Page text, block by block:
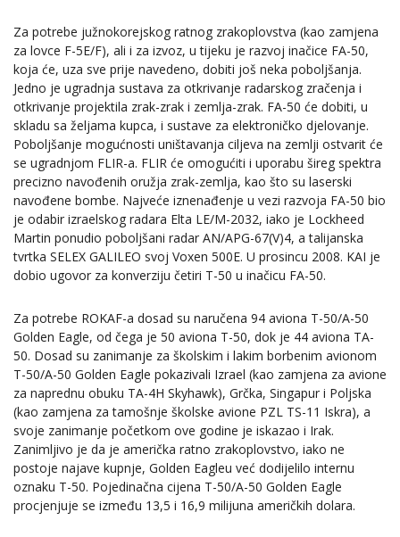
Za potrebe južnokorejskog ratnog zrakoplovstva (kao zamjena
za lovce F-5E/F), ali i za izvoz, u tijeku je razvoj inačice FA-50,
koja će, uza sve prije navedeno, dobiti još neka poboljšanja.
Jedno je ugradnja sustava za otkrivanje radarskog zračenja i
otkrivanje projektila zrak-zrak i zemlja-zrak. FA-50 će dobiti, u
skladu sa željama kupca, i sustave za elektroničko djelovanje.
Poboljšanje mogućnosti uništavanja ciljeva na zemlji ostvarit će
se ugradnjom FLIR-a. FLIR će omogućiti i uporabu šireg spektra
precizno navođenih oružja zrak-zemlja, kao što su laserski
navođene bombe. Najveće iznenađenje u vezi razvoja FA-50 bio
je odabir izraelskog radara Elta LE/M-2032, iako je Lockheed
Martin ponudio poboljšani radar AN/APG-67(V)4, a talijanska
tvrtka SELEX GALILEO svoj Voxen 500E. U prosincu 2008. KAI je
dobio ugovor za konverziju četiri T-50 u inačicu FA-50.
Za potrebe ROKAF-a dosad su naručena 94 aviona T-50/A-50
Golden Eagle, od čega je 50 aviona T-50, dok je 44 aviona TA-
50. Dosad su zanimanje za školskim i lakim borbenim avionom
T-50/A-50 Golden Eagle pokazivali Izrael (kao zamjena za avione
za naprednu obuku TA-4H Skyhawk), Grčka, Singapur i Poljska
(kao zamjena za tamošnje školske avione PZL TS-11 Iskra), a
svoje zanimanje početkom ove godine je iskazao i Irak.
Zanimljivo je da je američka ratno zrakoplovstvo, iako ne
postoje najave kupnje, Golden Eagleu već dodijelilo internu
oznaku T-50. Pojedinačna cijena T-50/A-50 Golden Eagle
procjenjuje se između 13,5 i 16,9 milijuna američkih dolara.